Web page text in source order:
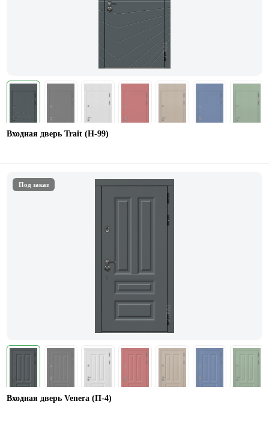
Входная дверь Trait (Н-99)
Под заказ
Входная дверь Venera (П-4)